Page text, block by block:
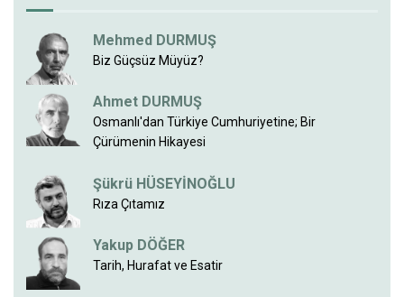
Mehmed DURMUŞ
Biz Güçsüz Müyüz?
Ahmet DURMUŞ
Osmanlı'dan Türkiye Cumhuriyetine; Bir
Çürümenin Hikayesi
Şükrü HÜSEYİNOĞLU
Rıza Çıtamız
Yakup DÖĞER
Tarih, Hurafat ve Esatir